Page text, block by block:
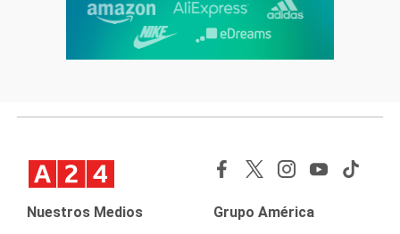
Nuestros Medios Grupo América